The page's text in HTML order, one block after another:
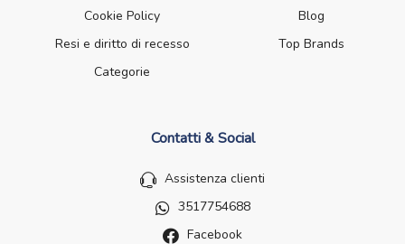
Cookie Policy
Blog
Resi e diritto di recesso
Top Brands
Categorie
Contatti & Social
Assistenza clienti
3517754688
Facebook